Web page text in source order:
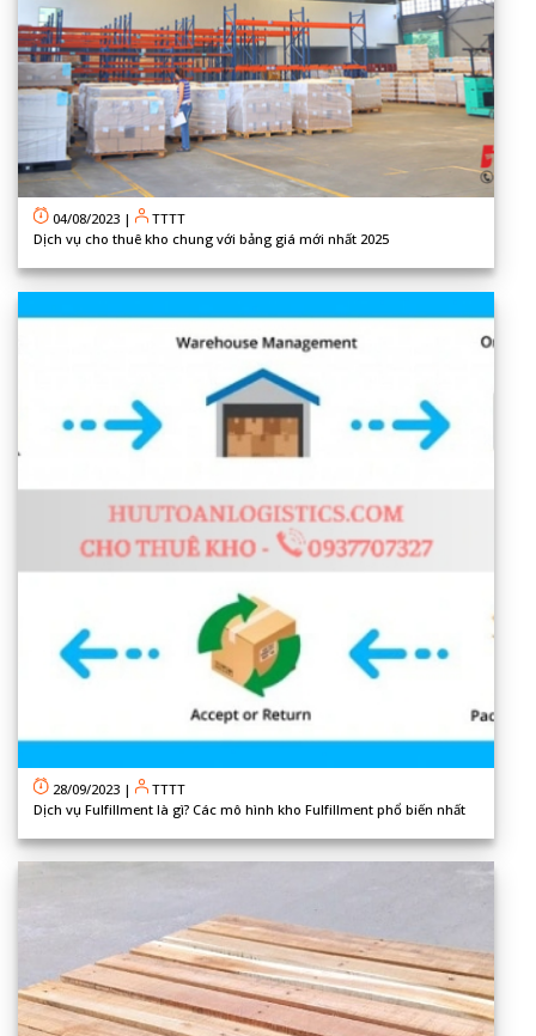
04/08/2023 |
TTTT
Dịch vụ cho thuê kho chung với bảng giá mới nhất 2025
28/09/2023 |
TTTT
Dịch vụ Fulfillment là gì? Các mô hình kho Fulfillment phổ biến nhất